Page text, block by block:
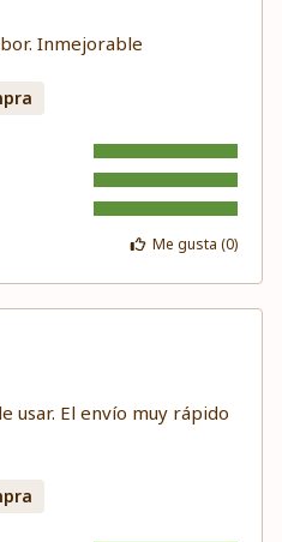
Inmejorable
Me gusta (0)
usar. El envío muy rápido